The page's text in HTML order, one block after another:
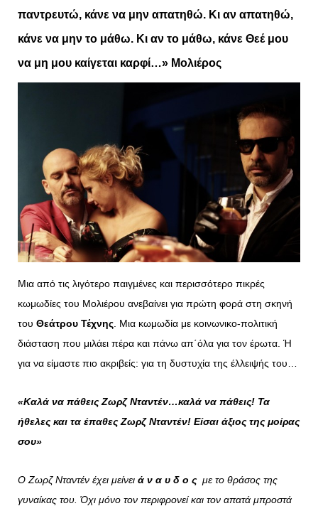
παντρευτώ, κάνε να μην απατηθώ. Κι αν απατηθώ,
κάνε να μην το μάθω. Κι αν το μάθω, κάνε Θεέ μου
να μη μου καίγεται καρφί…» Μολιέρος
Μια από τις λιγότερο παιγμένες και περισσότερο πικρές
κωμωδίες του Μολιέρου ανεβαίνει για πρώτη φορά στη σκηνή
του Θεάτρου Τέχνης . Μια κωμωδία με κοινωνικο-πολιτική
διάσταση που μιλάει πέρα και πάνω απ΄όλα για τον έρωτα. Ή
για να είμαστε πιο ακριβείς: για τη δυστυχία της έλλειψής του…
«Καλά να πάθεις Ζωρζ Νταντέν…καλά να πάθεις! Τα
ήθελες και τα έπαθες Ζωρζ Νταντέν! Είσαι άξιος της μοίρας
σου»
Ο Ζωρζ Νταντέν έχει μείνει ά ν α υ δ ο ς με το θράσος της
γυναίκας του. Όχι μόνο τον περιφρονεί και τον απατά μπροστά